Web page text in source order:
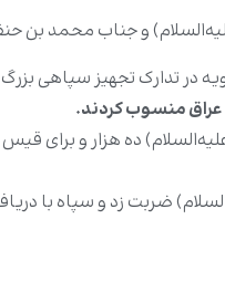
و جناب محمد بن
در تدارک تجهیز سپاهی
عراق منسوب کردند.
ده هزار و برای قیس
ضربت زد و سپاه با دریافت